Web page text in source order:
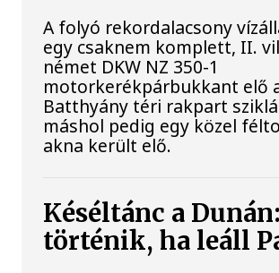
A folyó rekordalacsony
egy csaknem komplett, II.
német DKW NZ 350-1
motorkerékpárbukkant elő
Batthyány téri rakpart
máshol pedig egy közel
akna került elő.
Késéltánc a
történik, ha leáll